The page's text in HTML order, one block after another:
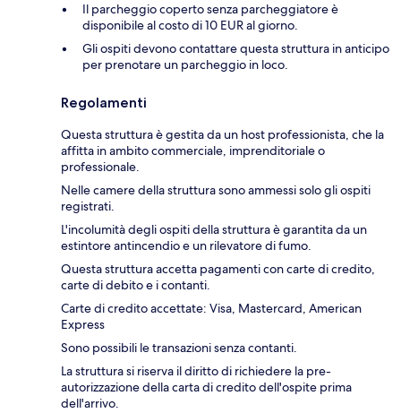
Il parcheggio coperto senza parcheggiatore è
disponibile al costo di 10 EUR al giorno.
Gli ospiti devono contattare questa struttura in anticipo
per prenotare un parcheggio in loco.
Regolamenti
Questa struttura è gestita da un host professionista, che la
affitta in ambito commerciale, imprenditoriale o
professionale.
Nelle camere della struttura sono ammessi solo gli ospiti
registrati.
L'incolumità degli ospiti della struttura è garantita da un
estintore antincendio e un rilevatore di fumo.
Questa struttura accetta pagamenti con carte di credito,
carte di debito e i contanti.
Carte di credito accettate: Visa, Mastercard, American
Express
Sono possibili le transazioni senza contanti.
La struttura si riserva il diritto di richiedere la pre-
autorizzazione della carta di credito dell'ospite prima
dell'arrivo.